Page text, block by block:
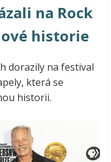
na Rock
historie
dorazily na festival
která se
historii.